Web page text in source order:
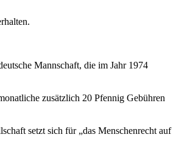
Mannschaft, die im Jahr 1974
zusätzlich 20 Pfennig Gebühren
setzt sich für „das Menschenrecht auf